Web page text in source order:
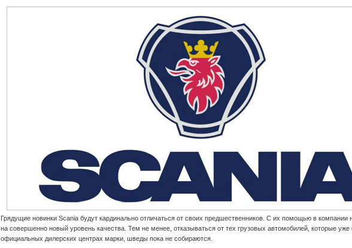
Грядущие новинки Scania будут кардинально отличаться от своих предшественников. С их помощью в
на совершенно новый уровень качества. Тем не менее, отказываться от тех грузовых автомобилей, которые уже
официальных дилерских центрах марки, шведы пока не собираются.